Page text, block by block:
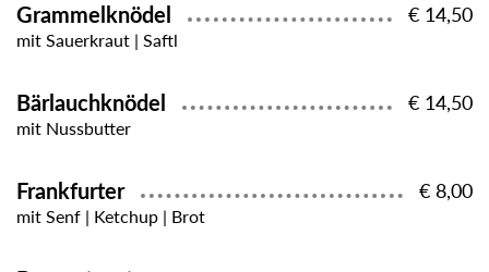
Grammelknödel € 14,50
mit Sauerkraut | Saftl
Bärlauchknödel € 14,50
mit Nussbutter
Frankfurter € 8,00
mit Senf | Ketchup | Brot